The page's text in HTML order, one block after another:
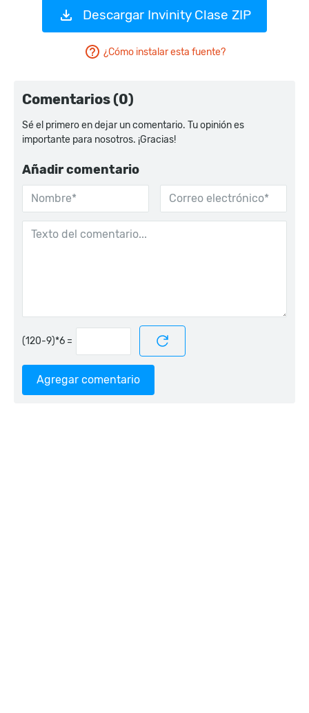
Descargar Invinity Clase ZIP
¿Cómo instalar esta fuente?
Comentarios (0)
Sé el primero en dejar un comentario. Tu opinión es
importante para nosotros. ¡Gracias!
Añadir comentario
=
Agregar comentario